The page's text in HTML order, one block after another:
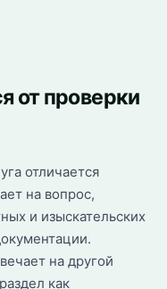
от проверки
отличается
на вопрос,
и изыскательских
на другой
как